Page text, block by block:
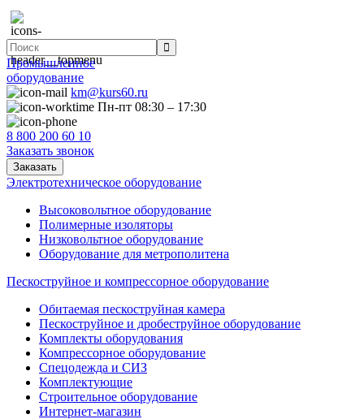
Промышленное
оборудование
km@kurs60.ru
Пн-пт 08:30 – 17:30
8 800 200 60 10
Заказать звонок
Заказать
Электротехническое оборудование
Высоковольтное оборудование
Полимерные изоляторы
Низковольтное оборудование
Оборудование для метрополитена
Пескоструйное и компрессорное оборудование
Обитаемая пескоструйная камера
Пескоструйное и дробеструйное оборудование
Комплекты оборудования
Компрессорное оборудование
Спецодежда и СИЗ
Комплектующие
Строительное оборудование
Интернет-магазин